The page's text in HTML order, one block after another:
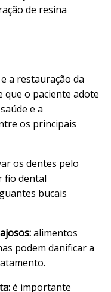
de resina
a restauração da
que o paciente adote
e a
os principais
os dentes pelo
fio dental
bucais
alimentos
podem danificar a
é importante